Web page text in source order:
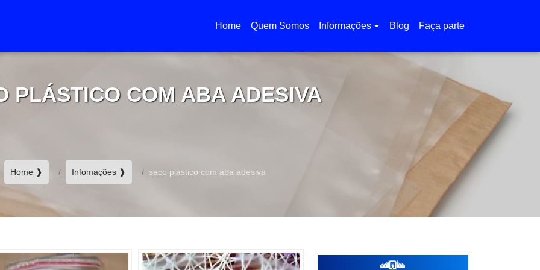
Home
(current)
Quem Somos Informações Blog Faça parte
PLÁSTICO COM ABA ADESIVA
Home ❱ Infomações ❱ saco plástico com aba adesiva